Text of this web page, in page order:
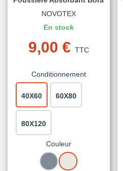
NOVOTEX
En stock
9,00 € TTC
Conditionnement
40X60 60X80
80X120
Couleur
GRIS
BEIGE